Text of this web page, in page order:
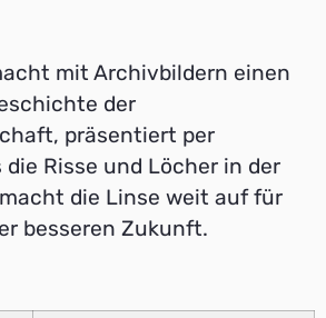
mit Archivbildern einen
der
präsentiert per
Risse und Löcher in der
die Linse weit auf für
besseren Zukunft.